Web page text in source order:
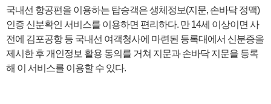
국내선 항공편을 이용하는 탑승객은 생체정보(지문, 손바닥 정맥)
인증 신분확인 서비스를 이용하면 편리하다. 만 14세 이상이면 사
전에 김포공항 등 국내선 여객청사에 마련된 등록대에서 신분증을
제시한 후 개인정보 활용 동의를 거쳐 지문과 손바닥 지문을 등록
해 이 서비스를 이용할 수 있다.